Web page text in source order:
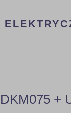
+